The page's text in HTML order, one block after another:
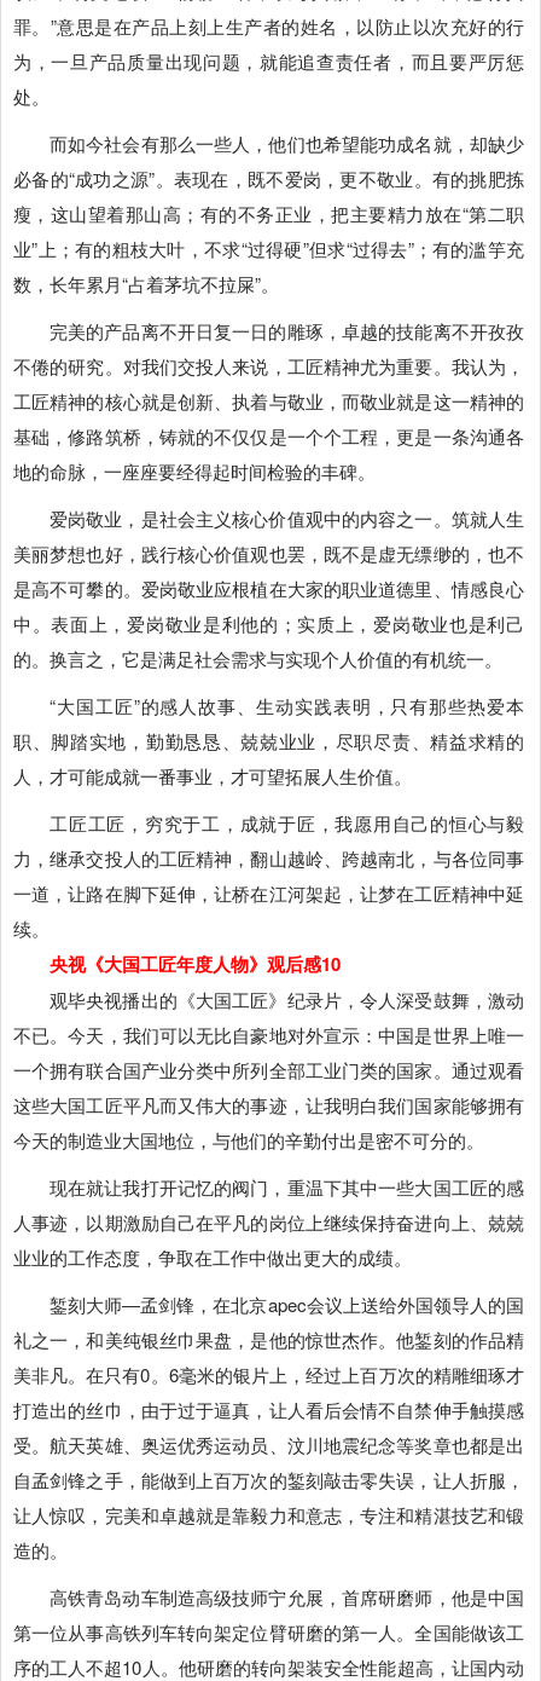
罪。”意思是在产品上刻上生产者的姓名，以防止以次充好的行
为，一旦产品质量出现问题，就能追查责任者，而且要严厉惩
处。
而如今社会有那么一些人，他们也希望能功成名就，却缺少
必备的“成功之源”。表现在，既不爱岗，更不敬业。有的挑肥拣
瘦，这山望着那山高；有的不务正业，把主要精力放在“第二职
业”上；有的粗枝大叶，不求“过得硬”但求“过得去”；有的滥竽充
数，长年累月“占着茅坑不拉屎”。
完美的产品离不开日复一日的雕琢，卓越的技能离不开孜孜
不倦的研究。对我们交投人来说，工匠精神尤为重要。我认为，
工匠精神的核心就是创新、执着与敬业，而敬业就是这一精神的
基础，修路筑桥，铸就的不仅仅是一个个工程，更是一条沟通各
地的命脉，一座座要经得起时间检验的丰碑。
爱岗敬业，是社会主义核心价值观中的内容之一。筑就人生
美丽梦想也好，践行核心价值观也罢，既不是虚无缥缈的，也不
是高不可攀的。爱岗敬业应根植在大家的职业道德里、情感良心
中。表面上，爱岗敬业是利他的；实质上，爱岗敬业也是利己
的。换言之，它是满足社会需求与实现个人价值的有机统一。
“大国工匠”的感人故事、生动实践表明，只有那些热爱本
职、脚踏实地，勤勤恳恳、兢兢业业，尽职尽责、精益求精的
人，才可能成就一番事业，才可望拓展人生价值。
工匠工匠，穷究于工，成就于匠，我愿用自己的恒心与毅
力，继承交投人的工匠精神，翻山越岭、跨越南北，与各位同事
一道，让路在脚下延伸，让桥在江河架起，让梦在工匠精神中延
续。
央视《大国工匠年度人物》观后感10
观毕央视播出的《大国工匠》纪录片，令人深受鼓舞，激动
不已。今天，我们可以无比自豪地对外宣示：中国是世界上唯一
一个拥有联合国产业分类中所列全部工业门类的国家。通过观看
这些大国工匠平凡而又伟大的事迹，让我明白我们国家能够拥有
今天的制造业大国地位，与他们的辛勤付出是密不可分的。
现在就让我打开记忆的阀门，重温下其中一些大国工匠的感
人事迹，以期激励自己在平凡的岗位上继续保持奋进向上、兢兢
业业的工作态度，争取在工作中做出更大的成绩。
錾刻大师―孟剑锋，在北京apec会议上送给外国领导人的国
礼之一，和美纯银丝巾果盘，是他的惊世杰作。他錾刻的作品精
美非凡。在只有0。6毫米的银片上，经过上百万次的精雕细琢才
打造出的丝巾，由于过于逼真，让人看后会情不自禁伸手触摸感
受。航天英雄、奥运优秀运动员、汶川地震纪念等奖章也都是出
自孟剑锋之手，能做到上百万次的錾刻敲击零失误，让人折服，
让人惊叹，完美和卓越就是靠毅力和意志，专注和精湛技艺和锻
造的。
高铁青岛动车制造高级技师宁允展，首席研磨师，他是中国
第一位从事高铁列车转向架定位臂研磨的第一人。全国能做该工
序的工人不超10人。他研磨的转向架装安全性能超高，让国内动